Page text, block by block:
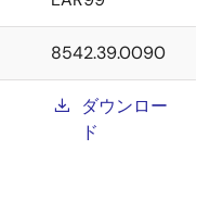
8542.39.0090
ダウンロー
ド